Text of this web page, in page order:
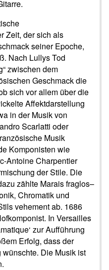
Zeit, der sich als
seiner Epoche,
Nach Lullys Tod
zwischen dem
Geschmack die
sich vor allem über die
Affektdarstellung
in der Musik von
Scarlatti oder
Musik
Komponisten wie
Antoine Charpentier
der Stile. Die
zählte Marais fraglos–
Chromatik und
vehement ab. 1686
In Versailles
zur Aufführung
Erfolg, dass der
Die Musik ist